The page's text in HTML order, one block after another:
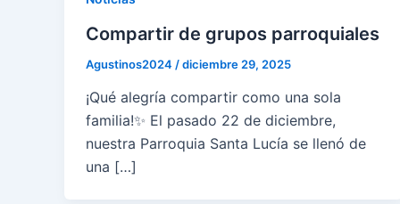
Compartir de grupos parroquiales
Agustinos2024 /diciembre 29, 2025
¡Qué alegría compartir como una sola
familia!✨ El pasado 22 de diciembre,
nuestra Parroquia Santa Lucía se llenó de
una […]